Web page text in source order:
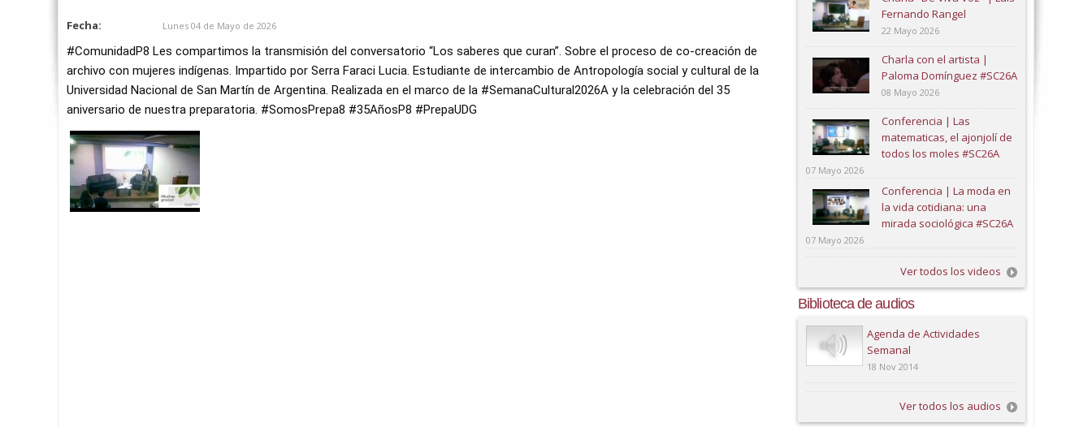
Fecha: Lunes 04 de Mayo de 2026
#ComunidadP8 Les compartimos la transmisión del conversatorio “Los saberes que curan”. Sobre el proceso de co-creación de
archivo con mujeres indígenas. Impartido por Serra Faraci Lucia. Estudiante de intercambio de Antropología social y cultural de la
Universidad Nacional de San Martín de Argentina. Realizada en el marco de la #SemanaCultural2026A y la celebración del 35
aniversario de nuestra preparatoria. #SomosPrepa8 #35AñosP8 #PrepaUDG
Fernando Rangel
22 Mayo 2026
Charla con el artista |
Paloma Domínguez #SC26A
08 Mayo 2026
Conferencia | Las
matematicas, el ajonjolí de
todos los moles #SC26A
07 Mayo 2026
Conferencia | La moda en
la vida cotidiana: una
mirada sociológica #SC26A
07 Mayo 2026
Ver todos los videos
Biblioteca de audios
Play
Agenda de Actividades
Semanal
18 Nov 2014
Ver todos los audios